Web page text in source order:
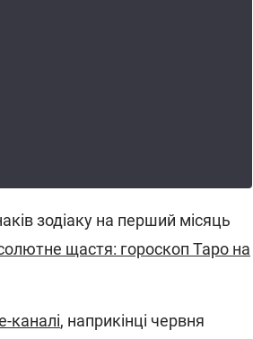
зодіаку на перший місяць
щастя: гороскоп Таро на
каналі, наприкінці червня